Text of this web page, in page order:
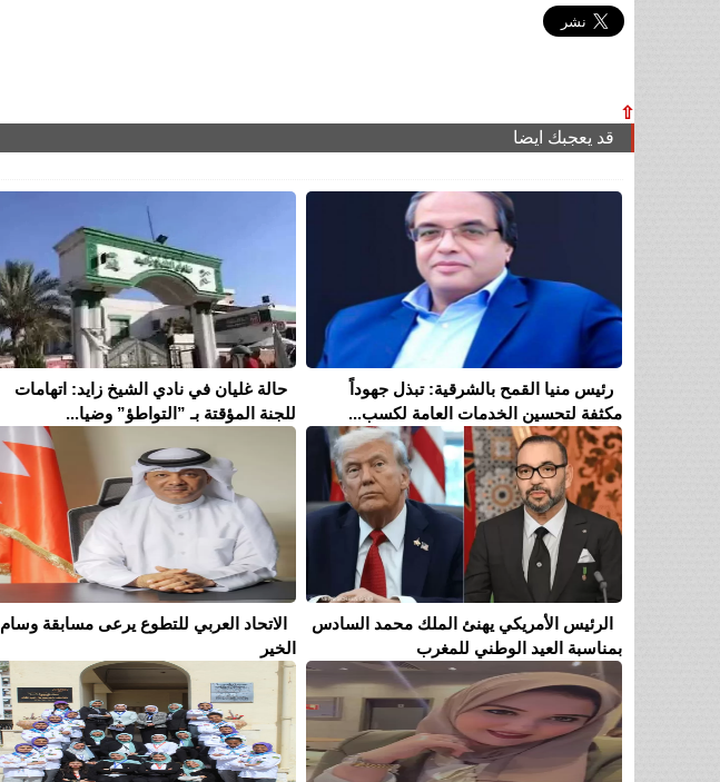
⇧
قد يعجبك ايضا
رئيس منيا القمح بالشرقية: تبذل جهوداً
مكثفة لتحسين الخدمات العامة لكسب...
حالة غليان في نادي الشيخ زايد: اتهامات
للجنة المؤقتة بـ ”التواطؤ” وضيا...
الرئيس الأمريكي يهنئ الملك محمد السادس
بمناسبة العيد الوطني للمغرب
الاتحاد العربي للتطوع يرعى مسابقة وسام
الخير